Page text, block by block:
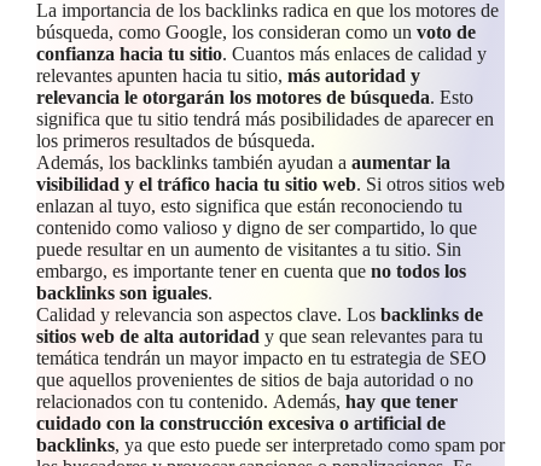
La importancia de los backlinks radica en que los motores de
búsqueda, como Google, los consideran como un voto de
confianza hacia tu sitio. Cuantos más enlaces de calidad y
relevantes apunten hacia tu sitio, más autoridad y
relevancia le otorgarán los motores de búsqueda. Esto
significa que tu sitio tendrá más posibilidades de aparecer en
los primeros resultados de búsqueda.
Además, los backlinks también ayudan a aumentar la
visibilidad y el tráfico hacia tu sitio web. Si otros sitios web
enlazan al tuyo, esto significa que están reconociendo tu
contenido como valioso y digno de ser compartido, lo que
puede resultar en un aumento de visitantes a tu sitio. Sin
embargo, es importante tener en cuenta que no todos los
backlinks son iguales.
Calidad y relevancia son aspectos clave. Los backlinks de
sitios web de alta autoridad y que sean relevantes para tu
temática tendrán un mayor impacto en tu estrategia de SEO
que aquellos provenientes de sitios de baja autoridad o no
relacionados con tu contenido. Además, hay que tener
cuidado con la construcción excesiva o artificial de
backlinks, ya que esto puede ser interpretado como spam por